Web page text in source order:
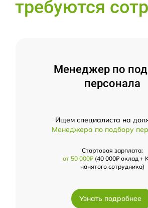
требуются
Менеджер по
персонала
Ищем специалиста на
Менеджера по подбору
Стартовая зарплата:
от 50 000₽(40 000₽ оклад +
нанятого сотрудника)
Узнать подробнее